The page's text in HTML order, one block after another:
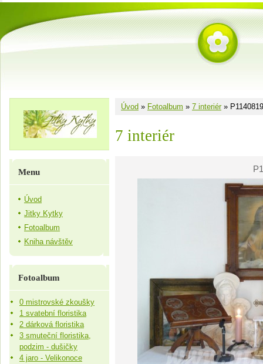
Úvod » Fotoalbum » 7 interiér» P1140819
7 interiér
Menu
Úvod
Jitky Kytky
Fotoalbum
Kniha návštěv
Fotoalbum
0 mistrovské zkoušky
1 svatební floristika
2 dárková floristika
3 smuteční floristika,
podzim - dušičky
4 jaro - Velikonoce